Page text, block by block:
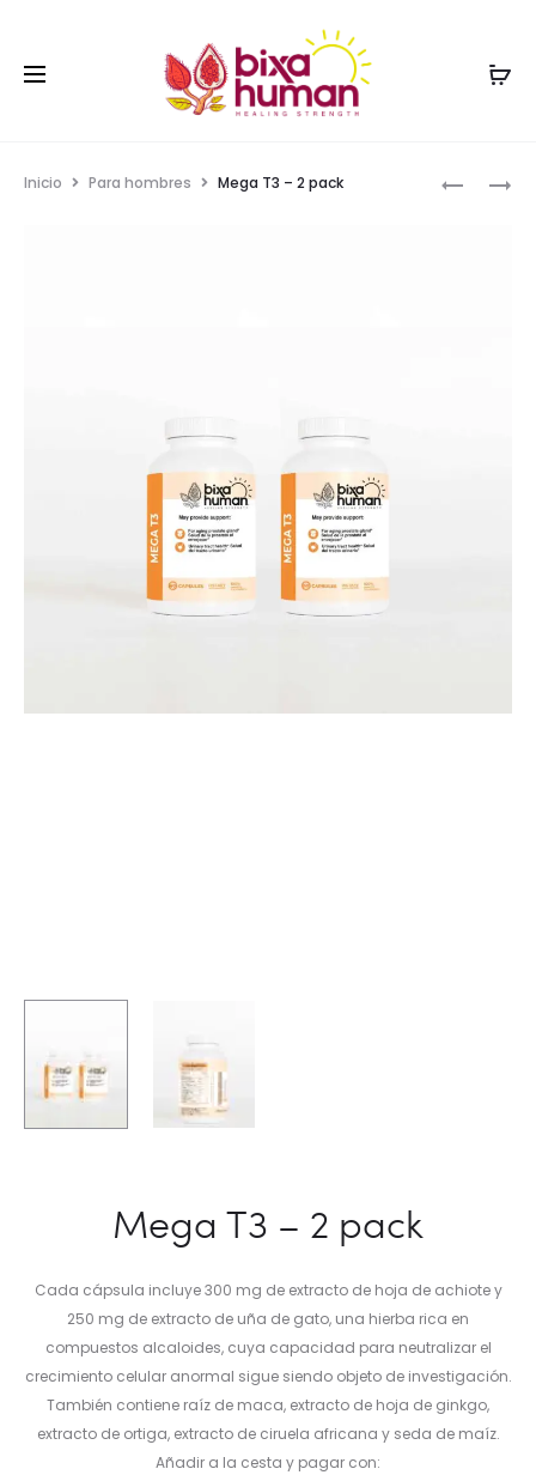
Inicio Para hombres Mega T3 – 2 pack
Mega T3 – 2 pack
Cada cápsula incluye 300 mg de extracto de hoja de achiote y
250 mg de extracto de uña de gato, una hierba rica en
compuestos alcaloides, cuya capacidad para neutralizar el
crecimiento celular anormal sigue siendo objeto de investigación.
También contiene raíz de maca, extracto de hoja de ginkgo,
extracto de ortiga, extracto de ciruela africana y seda de maíz.
Añadir a la cesta y pagar con: